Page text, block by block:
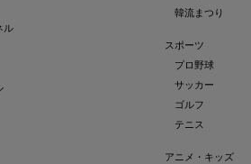
ル
韓流まつり
スポーツ
プロ野球
サッカー
ゴルフ
テニス
アニメ・キッズ